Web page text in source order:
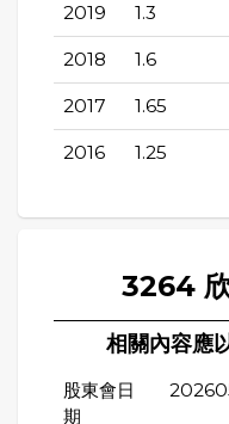
2019 1.3
2018 1.6
2017 1.65
2016 1.25
3264
相關內容應
股東會日
期